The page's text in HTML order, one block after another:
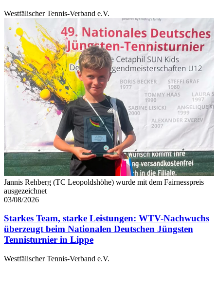
Westfälischer Tennis-Verband e.V.
Jannis Rehberg (TC Leopoldshöhe) wurde mit dem Fairnesspreis
ausgezeichnet
03/08/2026
Starkes Team, starke Leistungen: WTV-Nachwuchs
überzeugt beim Nationalen Deutschen Jüngsten
Tennisturnier in Lippe
Westfälischer Tennis-Verband e.V.